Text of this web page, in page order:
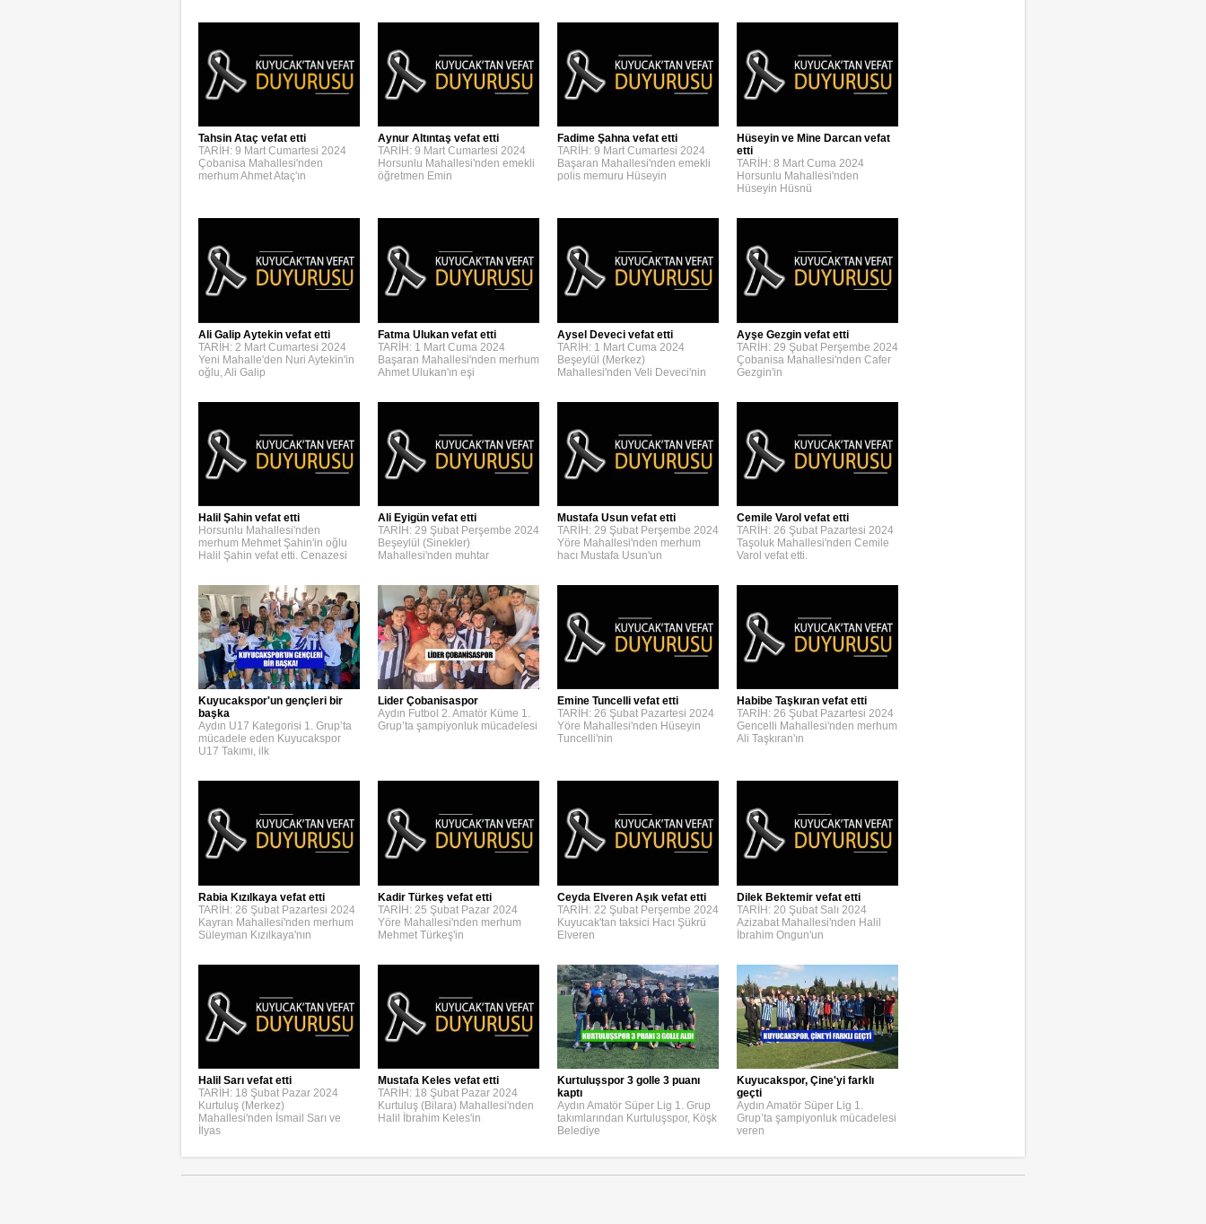
Tahsin Ataç vefat etti
TARİH: 9 Mart Cumartesi 2024
Çobanisa Mahallesi'nden
merhum Ahmet Ataç'ın
Aynur Altıntaş vefat etti
TARİH: 9 Mart Cumartesi 2024
Horsunlu Mahallesi'nden emekli
öğretmen Emin
Fadime Şahna vefat etti
TARİH: 9 Mart Cumartesi 2024
Başaran Mahallesi'nden emekli
polis memuru Hüseyin
Hüseyin ve Mine Darcan vefat
etti
TARİH: 8 Mart Cuma 2024
Horsunlu Mahallesi'nden
Hüseyin Hüsnü
Ali Galip Aytekin vefat etti
TARİH: 2 Mart Cumartesi 2024
Yeni Mahalle'den Nuri Aytekin'in
oğlu, Ali Galip
Fatma Ulukan vefat etti
TARİH: 1 Mart Cuma 2024
Başaran Mahallesi'nden merhum
Ahmet Ulukan'ın eşi
Aysel Deveci vefat etti
TARİH: 1 Mart Cuma 2024
Beşeylül (Merkez)
Mahallesi'nden Veli Deveci'nin
Ayşe Gezgin vefat etti
TARİH: 29 Şubat Perşembe 2024
Çobanisa Mahallesi'nden Cafer
Gezgin'in
Halil Şahin vefat etti
Horsunlu Mahallesi'nden
merhum Mehmet Şahin'in oğlu
Halil Şahin vefat etti. Cenazesi
Ali Eyigün vefat etti
TARİH: 29 Şubat Perşembe 2024
Beşeylül (Sinekler)
Mahallesi'nden muhtar
Mustafa Usun vefat etti
TARİH: 29 Şubat Perşembe 2024
Yöre Mahallesi'nden merhum
hacı Mustafa Usun'un
Cemile Varol vefat etti
TARİH: 26 Şubat Pazartesi 2024
Taşoluk Mahallesi'nden Cemile
Varol vefat etti.
Kuyucakspor'un gençleri bir
başka
Aydın U17 Kategorisi 1. Grup’ta
mücadele eden Kuyucakspor
U17 Takımı, ilk
Lider Çobanisaspor
Aydın Futbol 2. Amatör Küme 1.
Grup’ta şampiyonluk mücadelesi
Emine Tuncelli vefat etti
TARİH: 26 Şubat Pazartesi 2024
Yöre Mahallesi'nden Hüseyin
Tuncelli'nin
Habibe Taşkıran vefat etti
TARİH: 26 Şubat Pazartesi 2024
Gencelli Mahallesi'nden merhum
Ali Taşkıran'ın
Rabia Kızılkaya vefat etti
TARİH: 26 Şubat Pazartesi 2024
Kayran Mahallesi'nden merhum
Süleyman Kızılkaya'nın
Kadir Türkeş vefat etti
TARİH: 25 Şubat Pazar 2024
Yöre Mahallesi'nden merhum
Mehmet Türkeş'in
Ceyda Elveren Aşık vefat etti
TARİH: 22 Şubat Perşembe 2024
Kuyucak'tan taksici Hacı Şükrü
Elveren
Dilek Bektemir vefat etti
TARİH: 20 Şubat Salı 2024
Azizabat Mahallesi'nden Halil
İbrahim Ongun'un
Halil Sarı vefat etti
TARİH: 18 Şubat Pazar 2024
Kurtuluş (Merkez)
Mahallesi'nden İsmail Sarı ve
İlyas
Mustafa Keles vefat etti
TARİH: 18 Şubat Pazar 2024
Kurtuluş (Bilara) Mahallesi'nden
Halil İbrahim Keles'in
Kurtuluşspor 3 golle 3 puanı
kaptı
Aydın Amatör Süper Lig 1. Grup
takımlarından Kurtuluşspor, Köşk
Belediye
Kuyucakspor, Çine'yi farklı
geçti
Aydın Amatör Süper Lig 1.
Grup’ta şampiyonluk mücadelesi
veren